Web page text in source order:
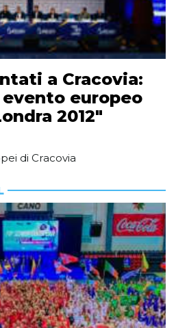
a Cracovia:
europeo
2012″
di Cracovia